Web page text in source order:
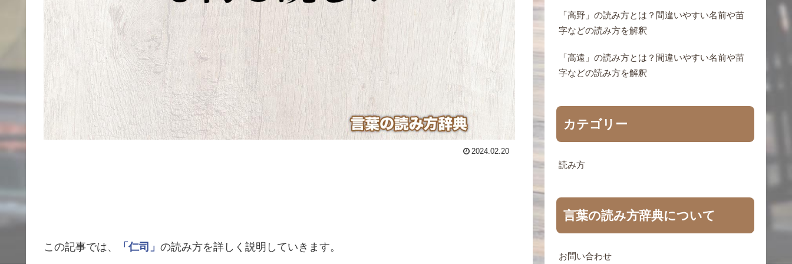
2024.02.20
この記事では、 「仁司」 の読み方を詳しく説明していきます。
「高野」の読み方とは？間違いやすい名前や苗
字などの読み方を解釈
「高遠」の読み方とは？間違いやすい名前や苗
字などの読み方を解釈
カテゴリー
読み方
言葉の読み方辞典について
お問い合わせ